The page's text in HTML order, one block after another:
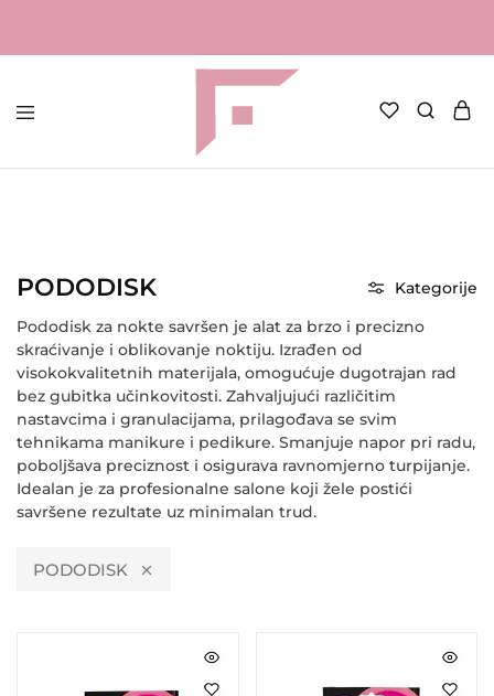
FAME
Profesionalna
PODODISK
Kategorije
Pododisk za nokte savršen je alat za brzo i precizno
skraćivanje i oblikovanje noktiju. Izrađen od
visokokvalitetnih materijala, omogućuje dugotrajan rad
bez gubitka učinkovitosti. Zahvaljujući različitim
nastavcima i granulacijama, prilagođava se svim
tehnikama manikure i pedikure. Smanjuje napor pri radu,
poboljšava preciznost i osigurava ravnomjerno turpijanje.
Idealan je za profesionalne salone koji žele postići
savršene rezultate uz minimalan trud.
PODODISK